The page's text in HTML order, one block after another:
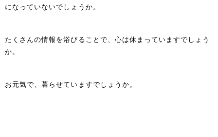
になっていないでしょうか。
たくさんの情報を浴びることで、心は休まっていますでしょう
か。
お元気で、暮らせていますでしょうか。